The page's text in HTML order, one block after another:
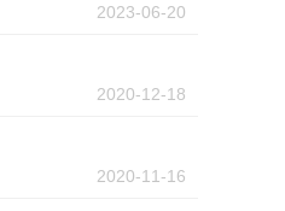
2023-06-20
2020-12-18
2020-11-16